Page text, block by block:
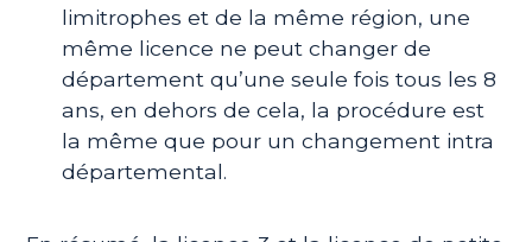
limitrophes et de la même région, une
même licence ne peut changer de
département qu’une seule fois tous les 8
ans, en dehors de cela, la procédure est
la même que pour un changement intra
départemental.